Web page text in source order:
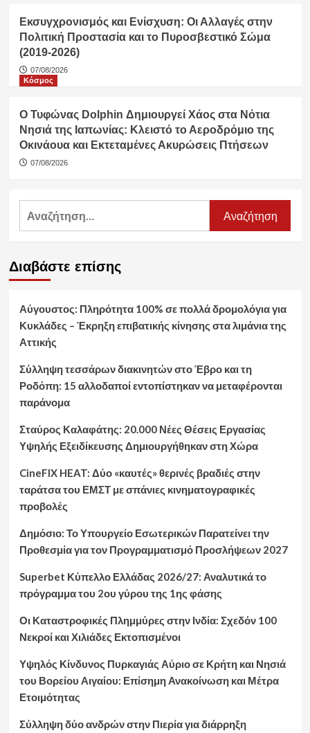
Εκσυγχρονισμός και Ενίσχυση: Οι Αλλαγές στην
Πολιτική Προστασία και το Πυροσβεστικό Σώμα
(2019-2026)
07/08/2026
Κόσμος
Ο Τυφώνας Dolphin Δημιουργεί Χάος στα Νότια
Νησιά της Ιαπωνίας: Κλειστό το Αεροδρόμιο της
Οκινάουα και Εκτεταμένες Ακυρώσεις Πτήσεων
07/08/2026
Αναζήτηση
Διαβάστε επίσης
Αύγουστος: Πληρότητα 100% σε πολλά δρομολόγια για
Κυκλάδες – Έκρηξη επιβατικής κίνησης στα λιμάνια της
Αττικής
Σύλληψη τεσσάρων διακινητών στο Έβρο και τη
Ροδόπη: 15 αλλοδαποί εντοπίστηκαν να μεταφέρονται
παράνομα
Σταύρος Καλαφάτης: 20.000 Νέες Θέσεις Εργασίας
Υψηλής Εξειδίκευσης Δημιουργήθηκαν στη Χώρα
CineFIX HEAT: Δύο «καυτές» θερινές βραδιές στην
ταράτσα του ΕΜΣΤ με σπάνιες κινηματογραφικές
προβολές
Δημόσιο: Το Υπουργείο Εσωτερικών Παρατείνει την
Προθεσμία για τον Προγραμματισμό Προσλήψεων 2027
Superbet Κύπελλο Ελλάδας 2026/27: Αναλυτικά το
πρόγραμμα του 2ου γύρου της 1ης φάσης
Οι Καταστροφικές Πλημμύρες στην Ινδία: Σχεδόν 100
Νεκροί και Χιλιάδες Εκτοπισμένοι
Υψηλός Κίνδυνος Πυρκαγιάς Αύριο σε Κρήτη και Νησιά
του Βορείου Αιγαίου: Επίσημη Ανακοίνωση και Μέτρα
Ετοιμότητας
Σύλληψη δύο ανδρών στην Πιερία για διάρρηξη